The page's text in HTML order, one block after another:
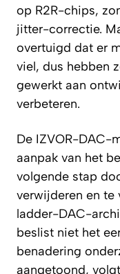
op R2R-chips,
jitter-correctie.
overtuigd dat er
viel, dus hebben
gewerkt aan
verbeteren.
De IZVOR-DAC-
aanpak van het
volgende stap
verwijderen en te
ladder-DAC-
beslist niet het
benadering
aangetoond,